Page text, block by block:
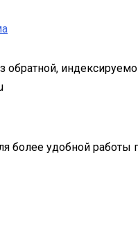
более удобной